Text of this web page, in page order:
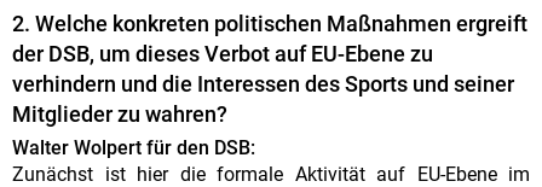
2. Welche konkreten politischen Maßnahmen ergreift
der DSB, um dieses Verbot auf EU-Ebene zu
verhindern und die Interessen des Sports und seiner
Mitglieder zu wahren?
Walter Wolpert für den DSB:
Zunächst ist hier die formale Aktivität auf EU-Ebene im